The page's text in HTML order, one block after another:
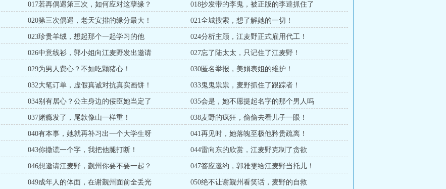
017若再偶遇第三次，如何应对这孽缘？ 018抄发带的李鬼，被正版的李逵抓住了
020第三次偶遇，老天安排的缘分最大！ 021全城搜索，想了解她的一切！
023珍贵羊绒，想起那个一起学习的他 024分析主顾，江麦野正式雇用代工！
026中意线衫，郭小姐向江麦野发出邀请 027忘了陆太太，只记住了江麦野！
029为男人费心？不如吃颗猪心！ 030匿名举报，美娟表姐的维护！
032大笔订单，虚假真诚对抗真实画饼！ 033鬼鬼祟祟，麦野抓住了跟踪者！
034别有居心？公主身边的佞臣她当定了 035会是，她不愿提起名字的那个男人吗
037赌瘾发了，尾款像山一样重！ 038麦野的疯狂，偷偷去看儿子一眼！
040有本事，她就再补习出一个大学生呀 041再见时，她落魄至极他矜贵疏离！
043你撒谎一个字，我把他腿打断！ 044雷向东的欣赏，江麦野克制了贪欲
046想邀请江麦野，觐州你要不要一起？ 047答应邀约，郭雅雯给江麦野当托儿！
049成年人的体面，在谢觐州面前全丢光 050绝不让谢觐州看笑话，麦野的自救